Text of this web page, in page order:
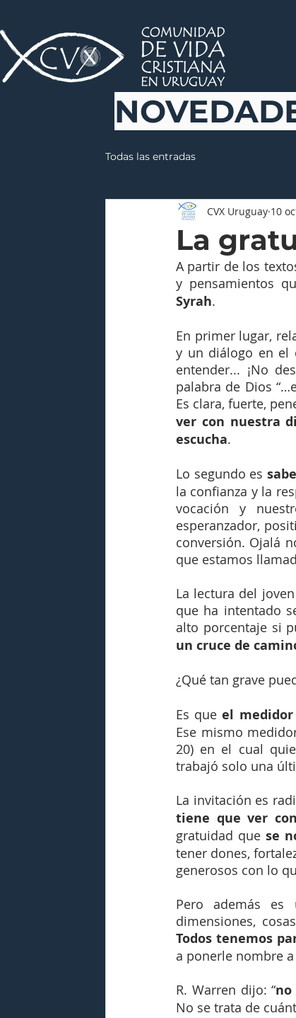
Todas las entradas
La
CVX Uruguay 10
A partir de los
y pensamientos
Syrah.
En primer lugar,
y un diálogo en el
entender... ¡No
palabra de Dios
Es clara, fuerte,
ver con nuestra
escucha.
Lo segundo es
la confianza y la
vocación y
esperanzador,
conversión. Ojalá
que estamos
La lectura del
que ha intentado
alto porcentaje si
un cruce de
¿Qué tan grave
Es que el
Ese mismo
20) en el cual
trabajó solo una
La invitación es
tiene que ver
gratuidad que se
tener dones,
generosos con lo
Pero además es
Todos tenemos
a ponerle nombre
R. Warren dijo: “
No se trata de